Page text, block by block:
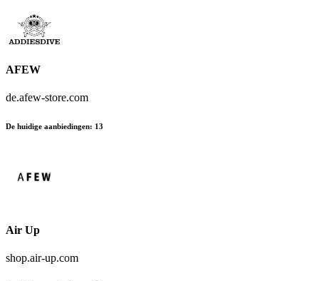
AFEW
de.afew-store.com
De huidige aanbiedingen: 13
Air Up
shop.air-up.com